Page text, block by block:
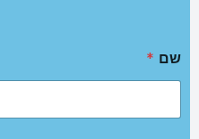
שם *